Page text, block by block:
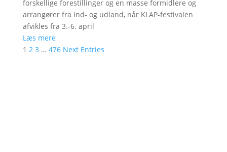
forskellige forestillinger og en masse formidlere og
arrangører fra ind- og udland, når KLAP-festivalen
afvikles fra 3.-6. april
Læs mere
1 2 3 … 476 Next Entries